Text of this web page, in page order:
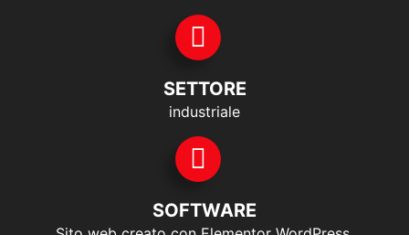
SETTORE
industriale
SOFTWARE